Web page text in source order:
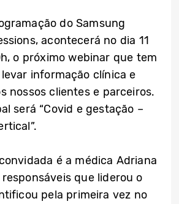
do Samsung
acontecerá no dia 11
o próximo webinar que tem
informação clínica e
nossos clientes e parceiros.
será “Covid e gestação –
é a médica Adriana
responsáveis que liderou o
pela primeira vez no